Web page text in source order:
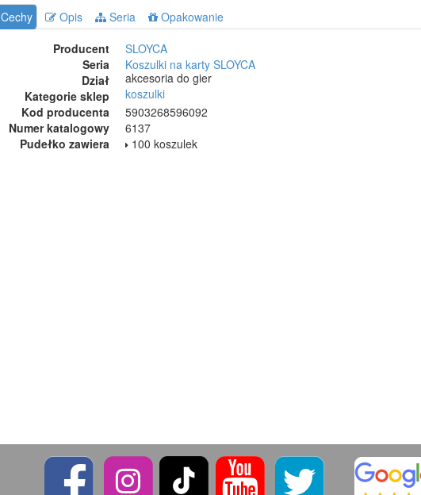
Cechy Opis Seria
Opakowanie
Producent
SLOYCA
Seria
Koszulki na karty SLOYCA
Dział
akcesoria do gier
Kategorie sklep
koszulki
Kod producenta
5903268596092
Numer katalogowy
6137
Pudełko zawiera
100 koszulek